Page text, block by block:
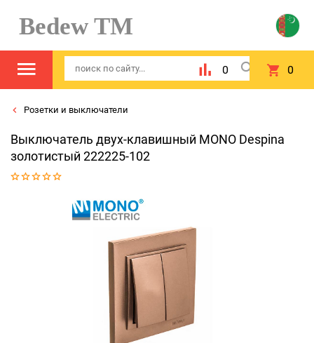
Bedew TM
0 0
Розетки и выключатели
Выключатель двух-клавишный MONO Despina
золотистый 222225-102